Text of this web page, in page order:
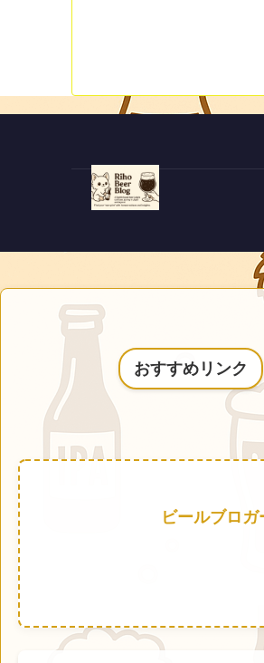
おすすめリンク
ビールブロガ